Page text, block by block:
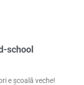
school
e școală veche!